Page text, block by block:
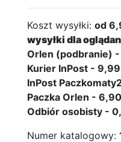
Koszt wysyłki: od
wysyłki dla
Orlen (podbranie) -
Kurier InPost - 9,99
InPost
Paczka Orlen - 6,90
Odbiór osobisty -
Numer katalogowy: